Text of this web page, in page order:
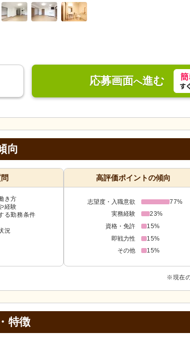
応募画面へ進む
向
き方
経験
る勤務条件
況
高評価ポイントの傾向
志望度・入職意欲
77%
実務経験
23%
資格・免許
15%
即戦力性
15%
その他
15%
※現在
特徴